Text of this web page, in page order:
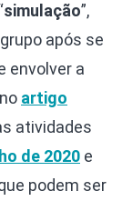
simulação”,
após se
envolver a
artigo
atividades
de 2020 e
podem ser